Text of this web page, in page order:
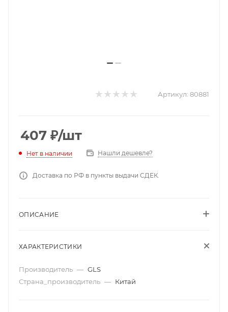
Артикул: 80881
407 ₽/шт
Нет в наличии Нашли дешевле?
Доставка по РФ в пункты выдачи СДЕК.
ОПИСАНИЕ
ХАРАКТЕРИСТИКИ
Производитель — GLS
Страна_производитель — Китай